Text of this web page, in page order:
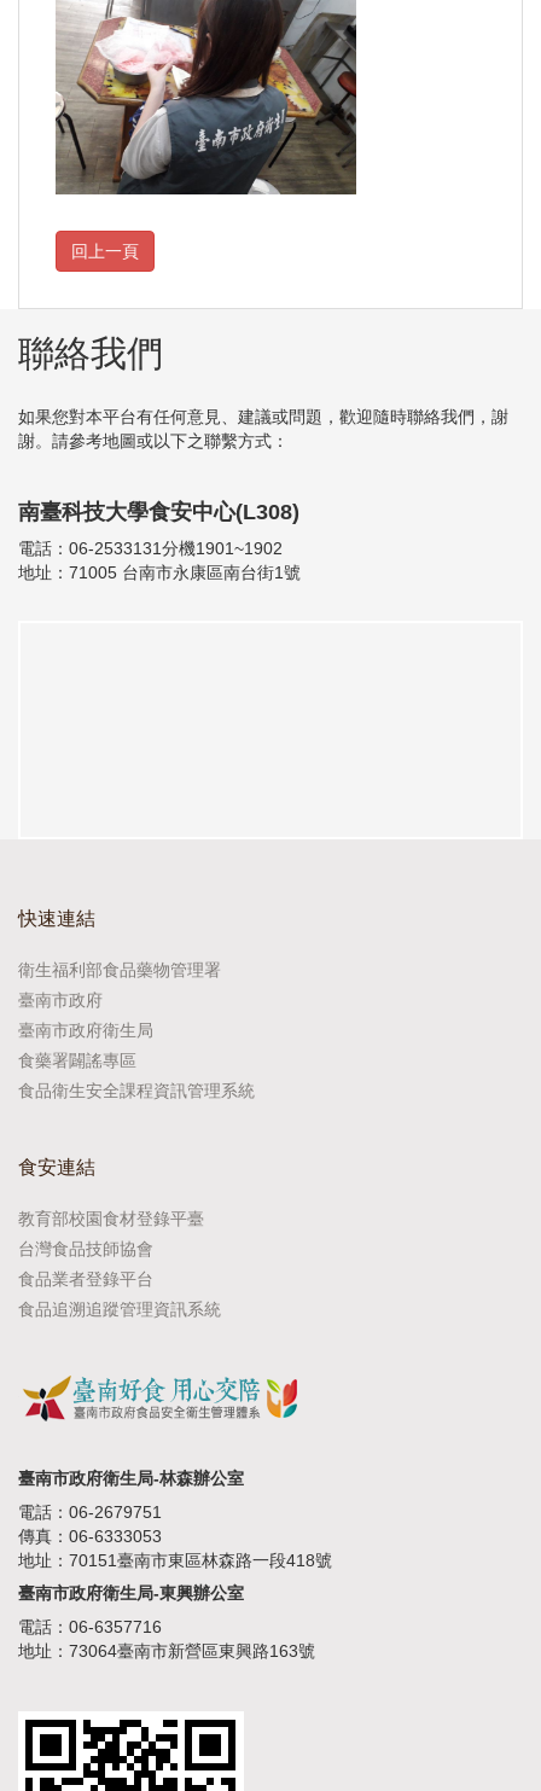
聯絡我們
如果您對本平台有任何意見、建議或問題，歡迎隨時聯絡我們，謝
謝。請參考地圖或以下之聯繫方式：
南臺科技大學食安中心(L308)
電話：06-2533131分機1901~1902
地址：71005 台南市永康區南台街1號
快速連結
衛生福利部食品藥物管理署
臺南市政府
臺南市政府衛生局
食藥署闢謠專區
食品衛生安全課程資訊管理系統
食安連結
教育部校園食材登錄平臺
台灣食品技師協會
食品業者登錄平台
食品追溯追蹤管理資訊系統
臺南市政府衛生局-林森辦公室
電話：06-2679751
傳真：06-6333053
地址：70151臺南市東區林森路一段418號
臺南市政府衛生局-東興辦公室
電話：06-6357716
地址：73064臺南市新營區東興路163號